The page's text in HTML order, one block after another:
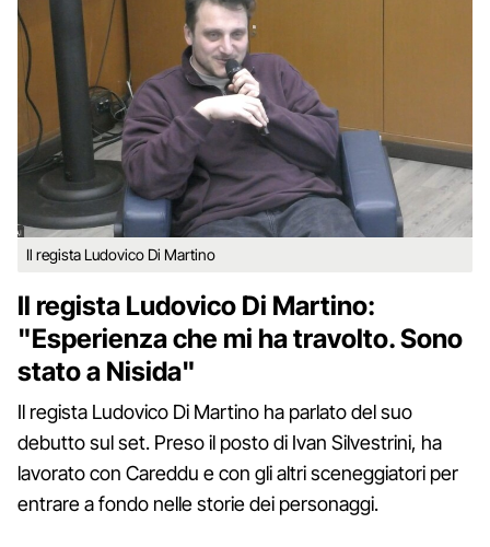
Il regista Ludovico Di Martino
Il regista Ludovico Di Martino:
"Esperienza che mi ha travolto. Sono
stato a Nisida"
Il regista Ludovico Di Martino ha parlato del suo
debutto sul set. Preso il posto di Ivan Silvestrini, ha
lavorato con Careddu e con gli altri sceneggiatori per
entrare a fondo nelle storie dei personaggi.